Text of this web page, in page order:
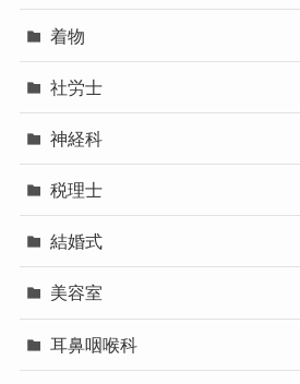
着物
社労士
神経科
税理士
結婚式
美容室
耳鼻咽喉科